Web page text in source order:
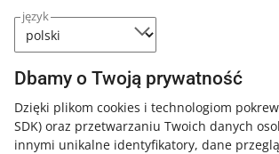
język
Dbamy o Twoją prywatność
Dzięki plikom cookies i technologiom
SDK) oraz przetwarzaniu Twoich danych
innymi unikalne identyfikatory, dane
Zobacz też:
krótkie wideo, z którego dowiesz się,
charakteryzuje się rynek węgierski i
zwyczajach zakupowych Węgrów i